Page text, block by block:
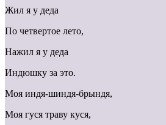
Жил я у деда
По четвертое лето,
Нажил я у деда
Индюшку за это.
Моя индя-шиндя-брындя,
Моя гуся траву куся,